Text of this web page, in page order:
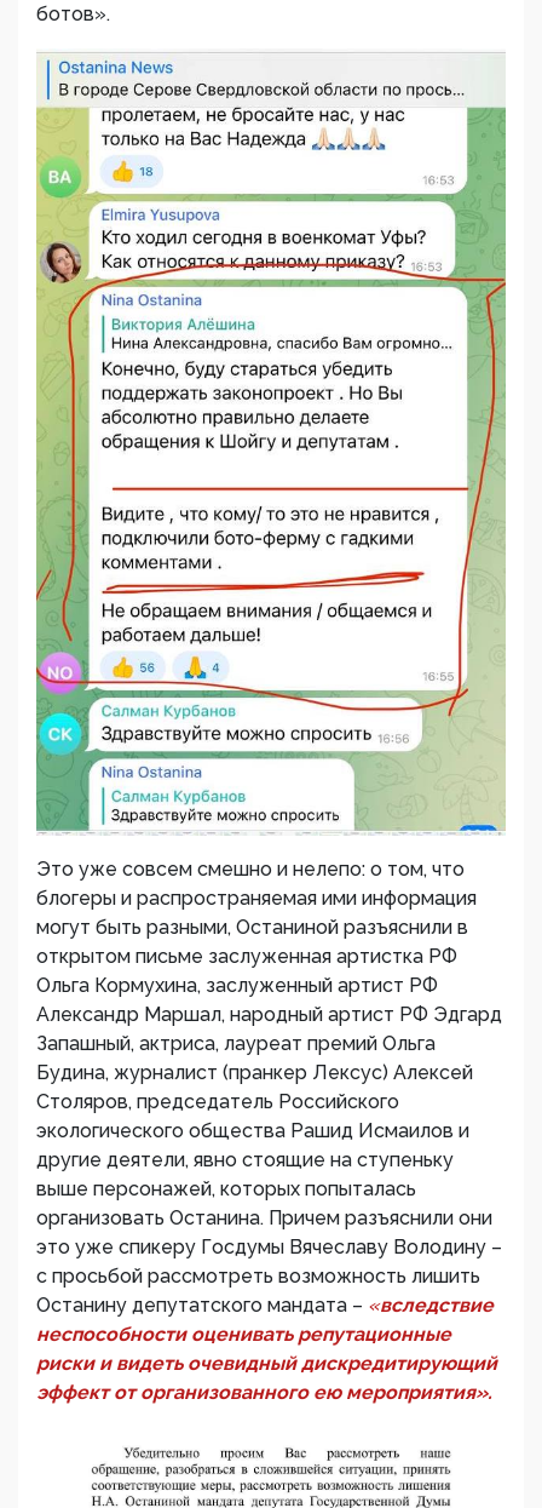
ботов».
Это уже совсем смешно и нелепо: о том, что
блогеры и распространяемая ими информация
могут быть разными, Останиной разъяснили в
открытом письме заслуженная артистка РФ
Ольга Кормухина, заслуженный артист РФ
Александр Маршал, народный артист РФ Эдгард
Запашный, актриса, лауреат премий Ольга
Будина, журналист (пранкер Лексус) Алексей
Столяров, председатель Российского
экологического общества Рашид Исмаилов и
другие деятели, явно стоящие на ступеньку
выше персонажей, которых попыталась
организовать Останина. Причем разъяснили они
это уже спикеру Госдумы Вячеславу Володину –
с просьбой рассмотреть возможность лишить
Останину депутатского мандата – «вследствие
неспособности оценивать репутационные
риски и видеть очевидный дискредитирующий
эффект от организованного ею мероприятия».